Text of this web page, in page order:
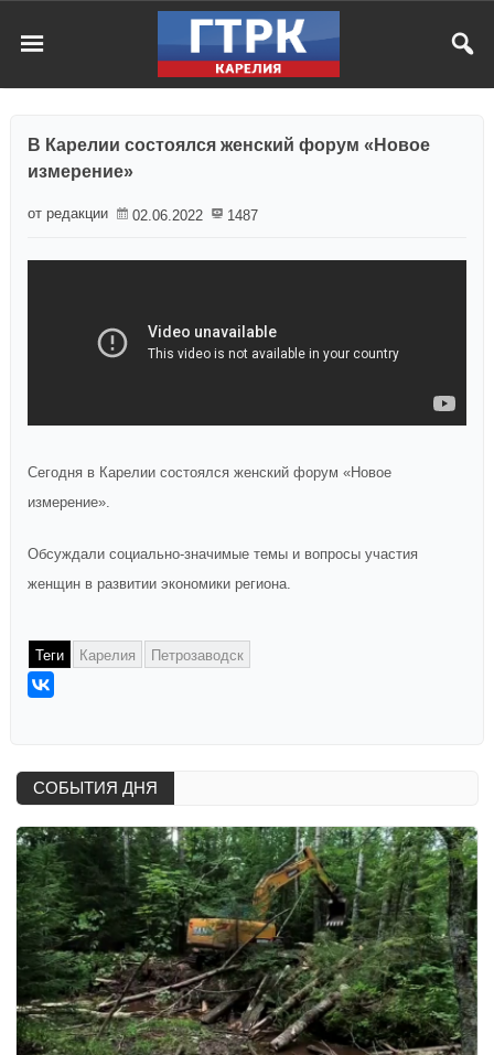
В Карелии состоялся женский форум «Новое
измерение»
от редакции 02.06.2022 1487
Сегодня в Карелии состоялся женский форум «Новое
измерение».
Обсуждали социально-значимые темы и вопросы участия
женщин в развитии экономики региона.
Теги Карелия Петрозаводск
СОБЫТИЯ ДНЯ